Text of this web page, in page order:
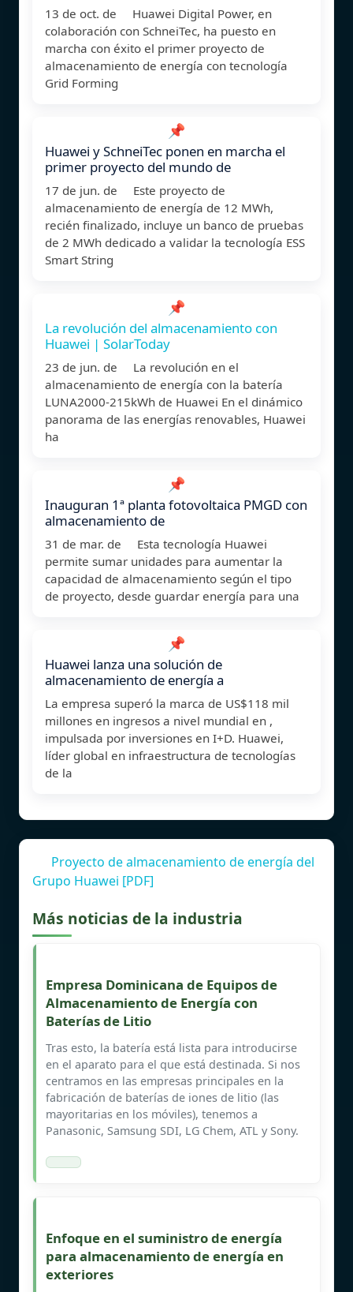
13 de oct. de Huawei Digital Power, en
colaboración con SchneiTec, ha puesto en
marcha con éxito el primer proyecto de
almacenamiento de energía con tecnología
Grid Forming
📌
Huawei y SchneiTec ponen en marcha el
primer proyecto del mundo de
17 de jun. de Este proyecto de
almacenamiento de energía de 12 MWh,
recién finalizado, incluye un banco de pruebas
de 2 MWh dedicado a validar la tecnología ESS
Smart String
📌
La revolución del almacenamiento con
Huawei | SolarToday
23 de jun. de La revolución en el
almacenamiento de energía con la batería
LUNA2000-215kWh de Huawei En el dinámico
panorama de las energías renovables, Huawei
ha
📌
Inauguran 1ª planta fotovoltaica PMGD con
almacenamiento de
31 de mar. de Esta tecnología Huawei
permite sumar unidades para aumentar la
capacidad de almacenamiento según el tipo
de proyecto, desde guardar energía para una
📌
Huawei lanza una solución de
almacenamiento de energía a
La empresa superó la marca de US$118 mil
millones en ingresos a nivel mundial en ,
impulsada por inversiones en I+D. Huawei,
líder global en infraestructura de tecnologías
de la
Proyecto de almacenamiento de energía del
Grupo Huawei [PDF]
Más noticias de la industria
Empresa Dominicana de Equipos de
Almacenamiento de Energía con
Baterías de Litio
Tras esto, la batería está lista para introducirse
en el aparato para el que está destinada. Si nos
centramos en las empresas principales en la
fabricación de baterías de iones de litio (las
mayoritarias en los móviles), tenemos a
Panasonic, Samsung SDI, LG Chem, ATL y Sony.
Enfoque en el suministro de energía
para almacenamiento de energía en
exteriores